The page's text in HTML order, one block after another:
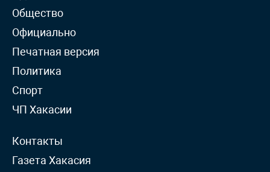
Общество
Официально
Печатная версия
Политика
Спорт
ЧП Хакасии
Контакты
Газета Хакасия